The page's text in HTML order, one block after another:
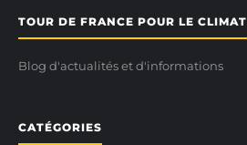
TOUR DE FRANCE POUR LE CLIMAT
Blog d'actualités et d'informations
CATÉGORIES